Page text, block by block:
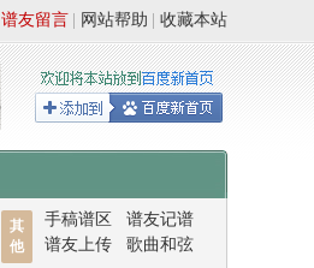
收藏本站
网站帮助
谱友留言
其
他
手稿谱区
谱友记谱
谱友上传
歌曲和弦